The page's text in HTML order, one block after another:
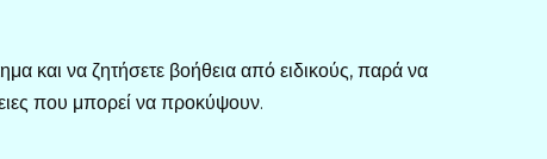
και να ζητήσετε βοήθεια από ειδικούς, παρά να
που μπορεί να προκύψουν.